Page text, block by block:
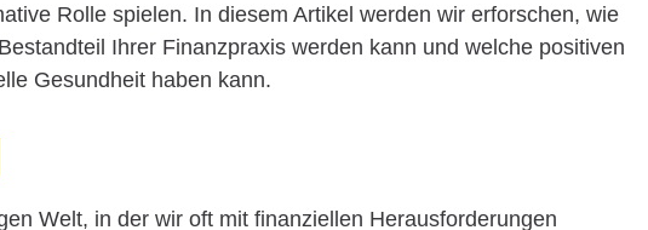
Rolle spielen. In diesem Artikel werden wir erforschen, wie
Ihrer Finanzpraxis werden kann und welche positiven
Gesundheit haben kann.
Welt, in der wir oft mit finanziellen Herausforderungen